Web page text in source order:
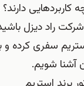
دارند؟
راد دیزل
سفری کرده و
آشنا شویم.